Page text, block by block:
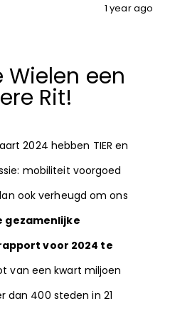
1 year ago
Wielen een
Rit!
2024 hebben TIER en
mobiliteit voorgoed
ook verheugd om ons
gezamenlijke
voor 2024 te
van een kwart miljoen
dan 400 steden in 21